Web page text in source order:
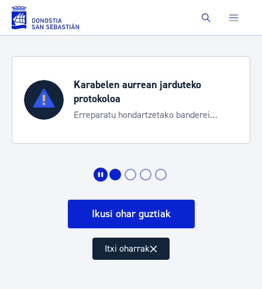
Eduki nagusira joan Buscar
Karabelen aurrean jarduteko
protokoloa
Erreparatu hondartzetako banderei
Ikusi ohar guztiak
Itxi oharrak